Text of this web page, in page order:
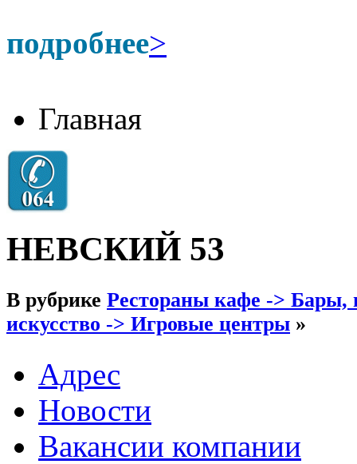
подробнее>
Главная
НЕВСКИЙ 53
В рубрике Рестораны кафе -> Бары,
искусство -> Игровые центры »
Адрес
Новости
Вакансии компании